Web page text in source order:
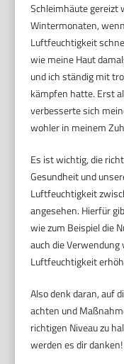
Schleimhäute gereizt
Wintermonaten,
Luftfeuchtigkeit
wie meine Haut
und ich ständig mit
kämpfen hatte. Erst
verbesserte sich
wohler in meinem
Es ist wichtig, die
Gesundheit und
Luftfeuchtigkeit
angesehen. Hierfür
wie zum Beispiel die
auch die
Luftfeuchtigkeit
Also denk daran, auf
achten und
richtigen Niveau zu
werden es dir danken!